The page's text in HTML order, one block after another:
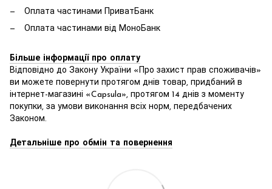
Оплата частинами ПриватБанк
Оплата частинами від МоноБанк
Більше інформації про оплату
Відповідно до Закону України «Про захист прав споживачів»
ви можете повернути протягом днів товар, придбаний в
інтернет-магазині «Capsula», протягом 14 днів з моменту
покупки, за умови виконання всіх норм, передбачених
Законом.
Детальніше про обмін та повернення